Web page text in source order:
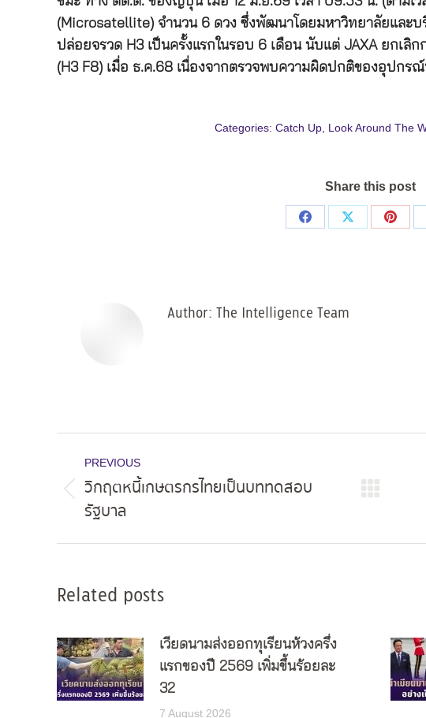
(Microsatellite) จำนวน 6 ดวง ซึ่งพัฒนาโดยมหาวิทยาลัยและบ
ปล่อยจรวด H3 เป็นครั้งแรกในรอบ 6 เดือน นับแต่ JAXA ยกเลิ
(H3 F8) เมื่อ ธ.ค.68 เนื่องจากตรวจพบความผิดปกติของอุปกร
Categories: Catch Up, Look Around The
Share this post
Share
Share
Share
Author: The Intelligence Team
navigation
PREVIOUS
Previous
post:
วิกฤตหนี้เกษตรกรไทยเป็นบททดสอบ
รัฐบาล
Related posts
เวียดนามส่งออกทุเรียนห้วงครึ่ง
แรกของปี 2569 เพิ่มขึ้นร้อยละ
32
7 August 2026